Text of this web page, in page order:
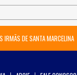
IRMÃS DE SANTA MARCELINA